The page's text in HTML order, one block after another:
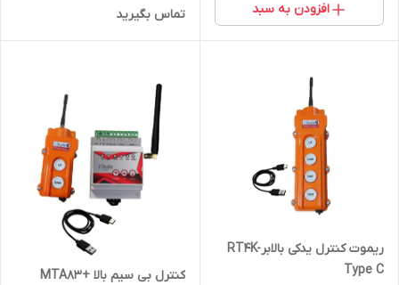
افزودن به سبد تماس بگیرید
ریموت کنترل یدکی بالابرRT4K-
Type C
کنترل بی سیم بالا +MTA83